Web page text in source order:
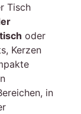
Tisch
oder
Kerzen
in